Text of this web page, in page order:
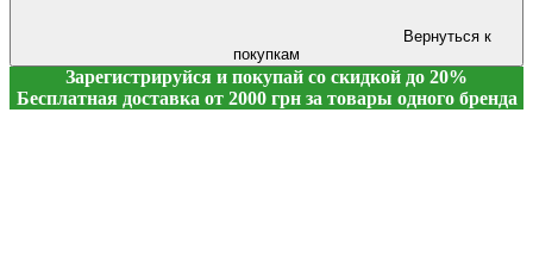
Вернуться к
покупкам
Зарегистрируйся и покупай со скидкой до 20%
Бесплатная доставка от 2000 грн за товары одного бренда